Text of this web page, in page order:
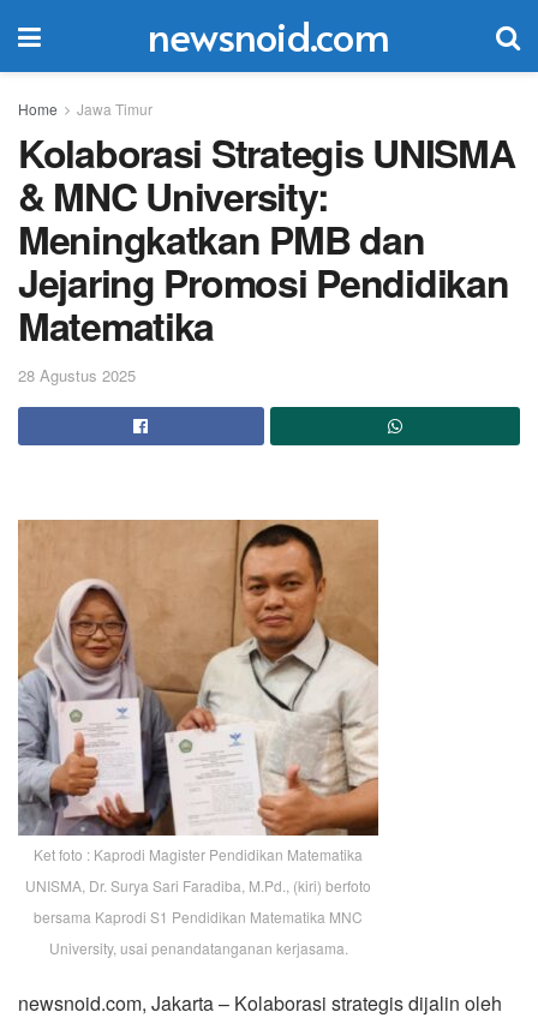
newsnoid.com
Home Jawa Timur
Kolaborasi Strategis UNISMA
& MNC University:
Meningkatkan PMB dan
Jejaring Promosi Pendidikan
Matematika
28 Agustus 2025
Ket foto : Kaprodi Magister Pendidikan Matematika
UNISMA, Dr. Surya Sari Faradiba, M.Pd., (kiri) berfoto
bersama Kaprodi S1 Pendidikan Matematika MNC
University, usai penandatanganan kerjasama.
newsnoid.com, Jakarta – Kolaborasi strategis dijalin oleh